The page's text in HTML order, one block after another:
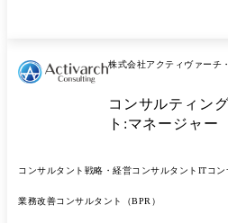
株式会社アクティヴァーチ
コンサルティン
ト:マネージャー
コンサルタント 戦略・経営コンサルタント ITコン
業務改善コンサルタント（BPR）